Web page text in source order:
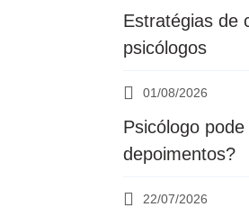
Estratégias de
psicólogos
01/08/2026
Psicólogo
depoimentos?
22/07/2026